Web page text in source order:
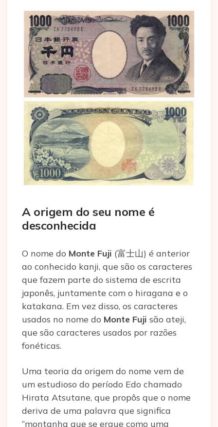
A origem do seu nome é
desconhecida
O nome do Monte Fuji (富士山) é anterior
ao conhecido kanji, que são os caracteres
que fazem parte do sistema de escrita
japonês, juntamente com o hiragana e o
katakana. Em vez disso, os caracteres
usados no nome do Monte Fuji são ateji,
que são caracteres usados por razões
fonéticas.
Uma teoria da origem do nome vem de
um estudioso do período Edo chamado
Hirata Atsutane, que propôs que o nome
deriva de uma palavra que significa
“montanha que se ergue como uma